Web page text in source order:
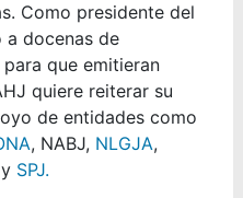
Como presidente del
a docenas de
que emitieran
quiere reiterar su
de entidades como
, NABJ, NLGJA,
SPJ.